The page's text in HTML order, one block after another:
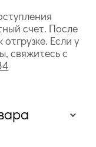
счет. После
Если у
свяжитесь с